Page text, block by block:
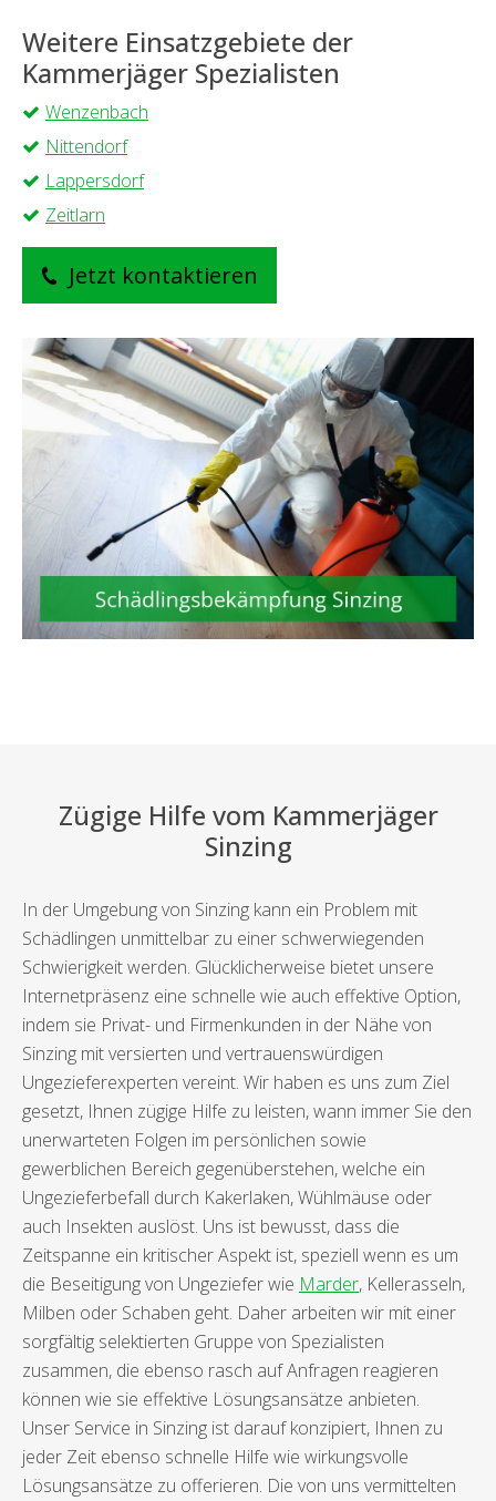
Weitere Einsatzgebiete der
Kammerjäger Spezialisten
Wenzenbach
Nittendorf
Lappersdorf
Zeitlarn
Jetzt kontaktieren
Zügige Hilfe vom Kammerjäger
Sinzing
In der Umgebung von Sinzing kann ein Problem mit
Schädlingen unmittelbar zu einer schwerwiegenden
Schwierigkeit werden. Glücklicherweise bietet unsere
Internetpräsenz eine schnelle wie auch effektive Option,
indem sie Privat- und Firmenkunden in der Nähe von
Sinzing mit versierten und vertrauenswürdigen
Ungezieferexperten vereint. Wir haben es uns zum Ziel
gesetzt, Ihnen zügige Hilfe zu leisten, wann immer Sie den
unerwarteten Folgen im persönlichen sowie
gewerblichen Bereich gegenüberstehen, welche ein
Ungezieferbefall durch Kakerlaken, Wühlmäuse oder
auch Insekten auslöst. Uns ist bewusst, dass die
Zeitspanne ein kritischer Aspekt ist, speziell wenn es um
die Beseitigung von Ungeziefer wie Marder, Kellerasseln,
Milben oder Schaben geht. Daher arbeiten wir mit einer
sorgfältig selektierten Gruppe von Spezialisten
zusammen, die ebenso rasch auf Anfragen reagieren
können wie sie effektive Lösungsansätze anbieten.
Unser Service in Sinzing ist darauf konzipiert, Ihnen zu
jeder Zeit ebenso schnelle Hilfe wie wirkungsvolle
Lösungsansätze zu offerieren. Die von uns vermittelten